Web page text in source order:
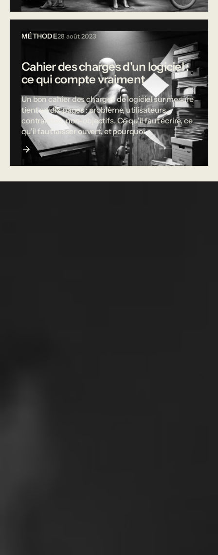
MÉTHODE28 août 2023
Cahier des charges d'un logiciel :
ce qui compte vraiment
Un bon cahier des charges de logiciel sur mesure
tient en dix pages : problème, utilisateurs,
contraintes, non-objectifs. Ce qu'il faut écrire, ce
qu'il faut laisser ouvert, et pourquoi.